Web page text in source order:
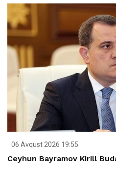
06 Avqust 2026 19:55
Ceyhun Bayramov Kirill